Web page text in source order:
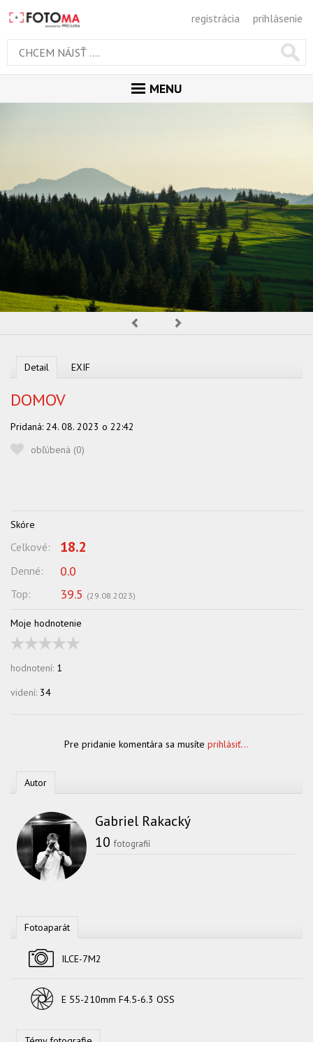
registrácia prihlásenie
MENU
ODPORÚČANÉ
NAJNOVŠIE
POPULÁRNE
POPULÁRNE DNES
OBĽUBENÉ
OBĽUBENÍ AUTORI
KALENDÁR AKCIÍ
Detail EXIF
DOMOV
Pridaná: 24. 08. 2023 o 22:42
obľúbená (0)
Skóre
Celkové: 18.2
Denné: 0.0
Top: 39.5 (29.08.2023)
Moje hodnotenie
hodnotení: 1
videní: 34
Pre pridanie komentára sa musíte prihlásiť...
Autor
Gabriel Rakacký
10 fotografií
Fotoaparát
ILCE-7M2
E 55-210mm F4.5-6.3 OSS